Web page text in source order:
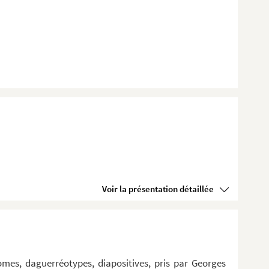
Voir la présentation détaillée
daguerréotypes, diapositives, pris par Georges